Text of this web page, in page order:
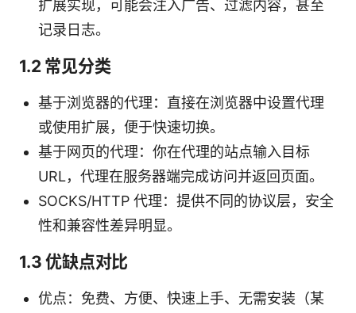
扩展实现，可能会注入广告、过滤内容，甚至
记录日志。
1.2 常见分类
基于浏览器的代理：直接在浏览器中设置代理
或使用扩展，便于快速切换。
基于网页的代理：你在代理的站点输入目标
URL，代理在服务器端完成访问并返回页面。
SOCKS/HTTP 代理：提供不同的协议层，安全
性和兼容性差异明显。
1.3 优缺点对比
优点：免费、方便、快速上手、无需安装（某